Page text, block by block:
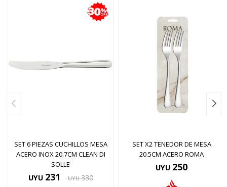
SET 6 PIEZAS CUCHILLOS MESA
ACERO INOX 20.7CM CLEAN DI
SOLLE
UYU 231 UYU 330
SET X2 TENEDOR DE MESA
20.5CM ACERO ROMA
UYU 250